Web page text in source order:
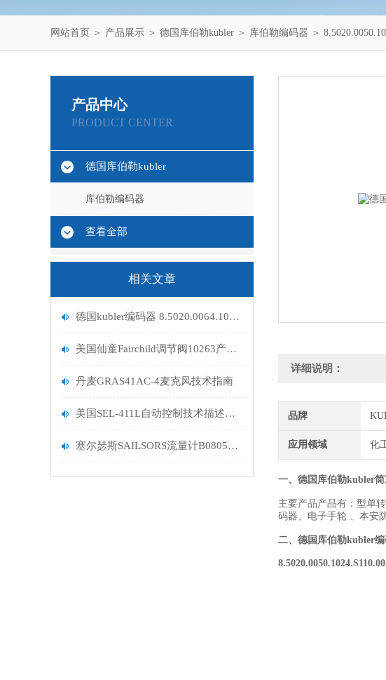
网站首页 ＞ 产品展示 ＞ 德国库伯勒kubler ＞ 库伯勒编码器 ＞
产品中心
PRODUCT CENTER
德国库伯勒kubler
库伯勒编码器
查看全部
相关文章
德国kubler编码器 8.5020.0064.1024.S223到货
美国仙童Fairchild调节阀10263产品描述
丹麦GRAS41AC-4麦克风技术指南
美国SEL-411L自动控制技术描述特征
塞尔瑟斯SAILSORS流量计B0805新版样式
详细说明：
品牌
应用领域 化
一、德国库伯勒kubler
主要产品产品有：型单
码器、电子手轮 、本安
二、 德国库伯勒kubler